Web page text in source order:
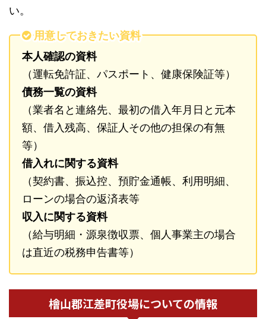
い。
用意しておきたい資料
本人確認の資料
（運転免許証、パスポート、健康保険証等）
債務一覧の資料
（業者名と連絡先、最初の借入年月日と元本
額、借入残高、保証人その他の担保の有無
等）
借入れに関する資料
（契約書、振込控、預貯金通帳、利用明細、
ローンの場合の返済表等
収入に関する資料
（給与明細・源泉徴収票、個人事業主の場合
は直近の税務申告書等）
檜山郡江差町役場についての情報